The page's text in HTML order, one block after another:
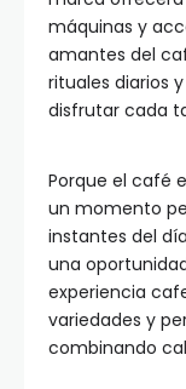
máquinas y
amantes del
rituales diarios
disfrutar cada
Porque el café
un momento
instantes del
una
experiencia
variedades y
combinando